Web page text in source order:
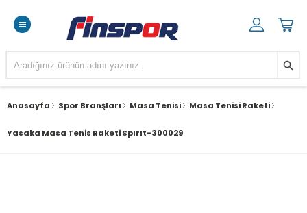
Anasayfa Spor Branşları Masa Tenisi Masa Tenisi Raketi
Yasaka Masa Tenis Raketi Spırıt-300029